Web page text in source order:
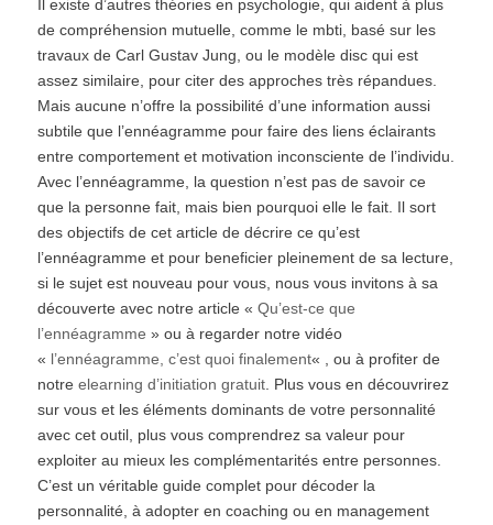
Il existe d’autres théories en psychologie, qui aident à plus
de compréhension mutuelle, comme le mbti, basé sur les
travaux de Carl Gustav Jung, ou le modèle disc qui est
assez similaire, pour citer des approches très répandues.
Mais aucune n’offre la possibilité d’une information aussi
subtile que l’ennéagramme pour faire des liens éclairants
entre comportement et motivation inconsciente de l’individu.
Avec l’ennéagramme, la question n’est pas de savoir ce
que la personne fait, mais bien pourquoi elle le fait. Il sort
des objectifs de cet article de décrire ce qu’est
l’ennéagramme et pour beneficier pleinement de sa lecture,
si le sujet est nouveau pour vous, nous vous invitons à sa
découverte avec notre article « Qu’est-ce que
l’ennéagramme » ou à regarder notre vidéo
« l’ennéagramme, c’est quoi finalement« , ou à profiter de
notre elearning d’initiation gratuit. Plus vous en découvrirez
sur vous et les éléments dominants de votre personnalité
avec cet outil, plus vous comprendrez sa valeur pour
exploiter au mieux les complémentarités entre personnes.
C’est un véritable guide complet pour décoder la
personnalité, à adopter en coaching ou en management